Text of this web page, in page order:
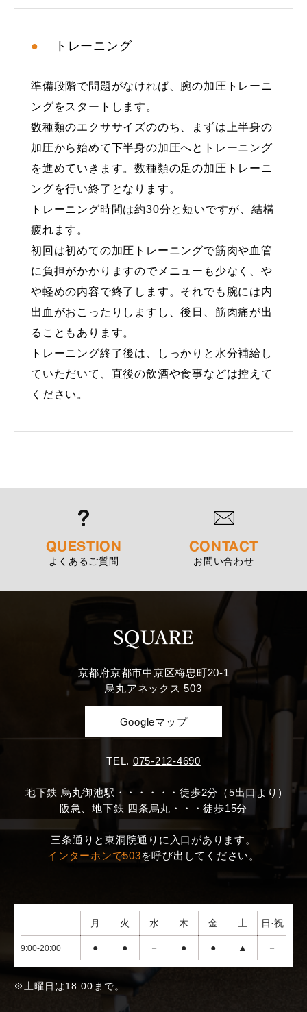
トレーニング
準備段階で問題がなければ、腕の加圧トレーニ
ングをスタートします。
数種類のエクササイズののち、まずは上半身の
加圧から始めて下半身の加圧へとトレーニング
を進めていきます。数種類の足の加圧トレーニ
ングを行い終了となります。
トレーニング時間は約30分と短いですが、結構
疲れます。
初回は初めての加圧トレーニングで筋肉や血管
に負担がかかりますのでメニューも少なく、や
や軽めの内容で終了します。それでも腕には内
出血がおこったりしますし、後日、筋肉痛が出
ることもあります。
トレーニング終了後は、しっかりと水分補給し
ていただいて、直後の飲酒や食事などは控えて
ください。
QUESTION
よくあるご質問
CONTACT
お問い合わせ
京都府京都市中京区梅忠町20-1
烏丸アネックス 503
Googleマップ
TEL. 075-212-4690
地下鉄 烏丸御池駅・・・・・・徒歩2分（5出口より)
阪急、地下鉄 四条烏丸・・・徒歩15分
三条通りと東洞院通りに入口があります。
インターホンで503を呼び出してください。
月 火 水 木 金 土 日·祝
9:00-20:00 ● ● － ● ● ▲ －
※土曜日は18:00まで。